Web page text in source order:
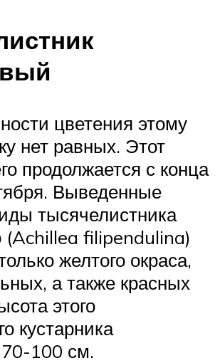
цветения этому
нет равных. Этот
продолжается с конца
Выведенные
тысячелистника
(Achillea filipendulina)
желтого окраса,
а также красных
этого
кустарника
70-100 см.